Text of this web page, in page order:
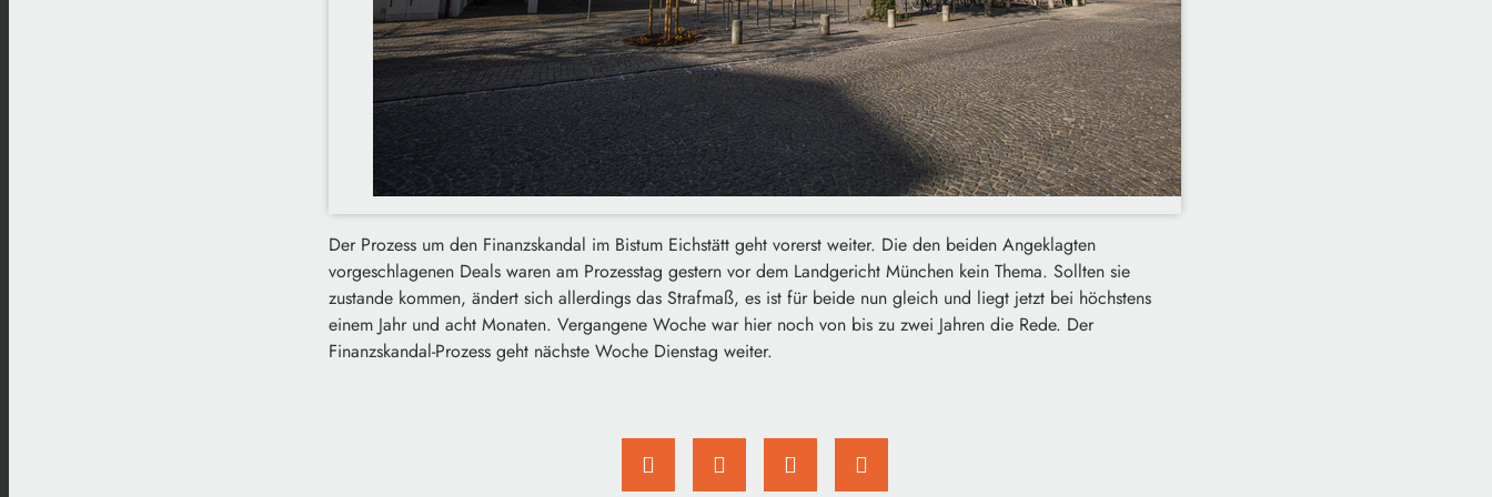
Der Prozess um den Finanzskandal im Bistum Eichstätt geht vorerst weiter. Die den beiden Angeklagten
vorgeschlagenen Deals waren am Prozesstag gestern vor dem Landgericht München kein Thema. Sollten sie
zustande kommen, ändert sich allerdings das Strafmaß, es ist für beide nun gleich und liegt jetzt bei höchstens
einem Jahr und acht Monaten. Vergangene Woche war hier noch von bis zu zwei Jahren die Rede. Der
Finanzskandal-Prozess geht nächste Woche Dienstag weiter.